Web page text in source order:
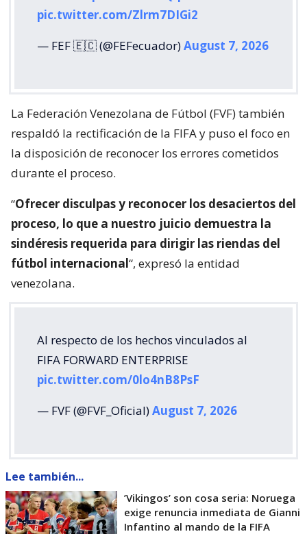
pic.twitter.com/Zlrm7DIGi2
— FEF 🇪🇨 (@FEFecuador)August 7, 2026
La Federación Venezolana de Fútbol (FVF) también
respaldó la rectificación de la FIFA y puso el foco en
la disposición de reconocer los errores cometidos
durante el proceso.
“Ofrecer disculpas y reconocer los desaciertos del
proceso, lo que a nuestro juicio demuestra la
sindéresis requerida para dirigir las riendas del
fútbol internacional“, expresó la entidad
venezolana.
Al respecto de los hechos vinculados al
FIFA FORWARD ENTERPRISE
pic.twitter.com/0lo4nB8PsF
— FVF (@FVF_Oficial)August 7, 2026
Lee también...
’Vikingos’ son cosa seria: Noruega
exige renuncia inmediata de Gianni
Infantino al mando de la FIFA